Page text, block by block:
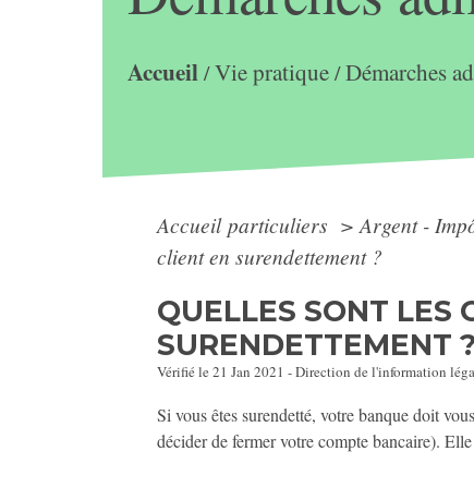
Accueil/Vie pratique/Démarches
Accueil particuliers > Argent -
client en surendettement ?
QUELLES SONT LES
SURENDETTEMENT ?
Vérifié le 21 Jan 2021 - Direction de l'information
Si vous êtes surendetté, votre banque doit
décider de fermer votre compte bancaire).